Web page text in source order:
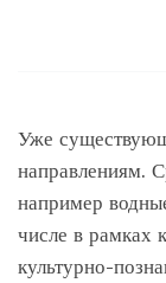
Уже
направлениям.
например
числе в рамках
культурно-